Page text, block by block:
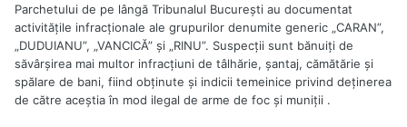
Parchetului de pe lângă Tribunalul Bucureşti au documentat
activităţile infracţionale ale grupurilor denumite generic „CARAN”,
„DUDUIANU”, „VANCICĂ” şi „RINU”. Suspecții sunt bănuiți de
săvârşirea mai multor infracţiuni de tâlhărie, şantaj, cămătărie şi
spălare de bani, fiind obţinute şi indicii temeinice privind deţinerea
de către aceştia în mod ilegal de arme de foc şi muniţii .